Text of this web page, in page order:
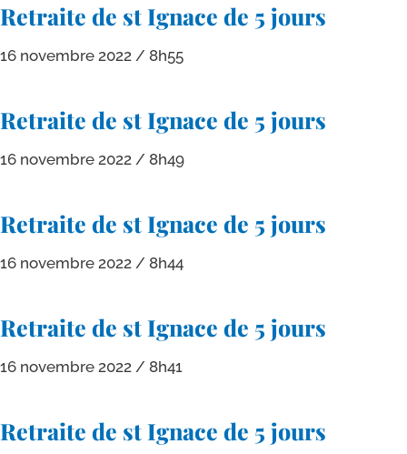
Retraite de st Ignace de 5 jours
16 novembre 2022 8h55
Retraite de st Ignace de 5 jours
16 novembre 2022 8h49
Retraite de st Ignace de 5 jours
16 novembre 2022 8h44
Retraite de st Ignace de 5 jours
16 novembre 2022 8h41
Retraite de st Ignace de 5 jours